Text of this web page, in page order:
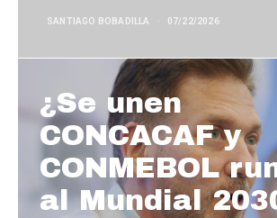
SANTIAGO BOBADILLA 07/22/2026
¿Se unen
CONCACAF y
CONMEBOL
al Mundial